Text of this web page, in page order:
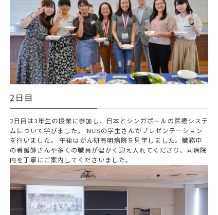
2日目
2日目は3年生の授業に参加し、日本とシンガポールの医療システ
ムについて学びました。 NUSの学生さんがプレゼンテーション
を行いました。 午後はがん研有明病院を見学しました。職務中
の看護師さんや多くの職員が温かく迎え入れてくださり、同病院
内を丁寧にご案内してくださいました。